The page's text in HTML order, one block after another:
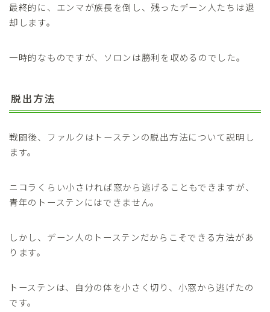
最終的に、エンマが族長を倒し、残ったデーン人たちは退
却します。
一時的なものですが、ソロンは勝利を収めるのでした。
脱出方法
戦闘後、ファルクはトーステンの脱出方法について説明し
ます。
ニコラくらい小さければ窓から逃げることもできますが、
青年のトーステンにはできません。
しかし、デーン人のトーステンだからこそできる方法があ
ります。
トーステンは、自分の体を小さく切り、小窓から逃げたの
です。